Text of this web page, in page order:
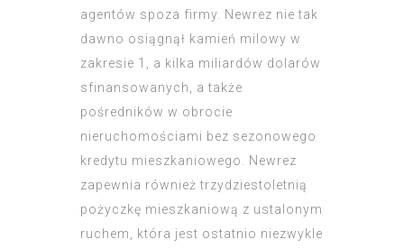
agentów spoza firmy. Newrez nie tak
dawno osiągnął kamień milowy w
zakresie 1, a kilka miliardów dolarów
sfinansowanych, a także
pośredników w obrocie
nieruchomościami bez sezonowego
kredytu mieszkaniowego. Newrez
zapewnia również trzydziestoletnią
pożyczkę mieszkaniową z ustalonym
ruchem, która jest ostatnio niezwykle